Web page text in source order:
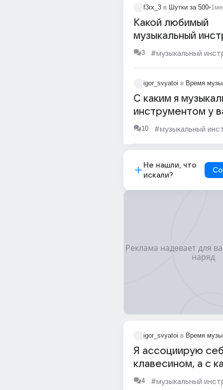
f3rx_3 в Шутки за 500•
Какой любимый
музыкальный
скелета?
3 #музыкальный
igor_svyatoi в Время
С каким я
инструментом у
ассоциируюсьь
10 #музыкальный
Не нашли, что
искали?
igor_svyatoi в Время
Я ассоциирую
клавесином, а с
музыкальным
4 #музыкальный